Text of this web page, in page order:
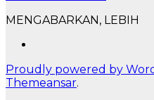
MENGABARKAN, LEBIH
Proudly powered by
Themeansar.